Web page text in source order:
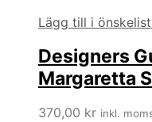
Lägg till i
Designers
Margaretta
370,00 kr inkl.